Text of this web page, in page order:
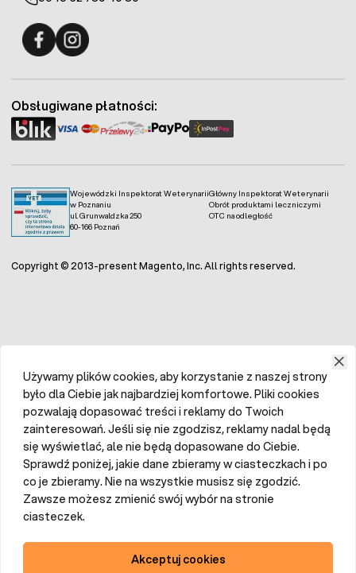
Wojewódzki Inspektorat Weterynarii
w Poznaniu
ul. Grunwaldzka 250
60-166 Poznań
Główny Inspektorat Weterynarii
Obrót produktami leczniczymi
OTC na odległość
Obsługiwane płatności:
Copyright © 2013-present Magento, Inc. All rights reserved.
Używamy plików cookies, aby korzystanie z naszej strony
było dla Ciebie jak najbardziej komfortowe. Pliki cookies
pozwalają dopasować treści i reklamy do Twoich
zainteresowań. Jeśli się nie zgodzisz, reklamy nadal będą
się wyświetlać, ale nie będą dopasowane do Ciebie.
Sprawdź poniżej, jakie dane zbieramy w ciasteczkach i po
co je zbieramy. Nie na wszystkie musisz się zgodzić.
Zawsze możesz zmienić swój wybór na stronie
ciasteczek.
Akceptuj cookies